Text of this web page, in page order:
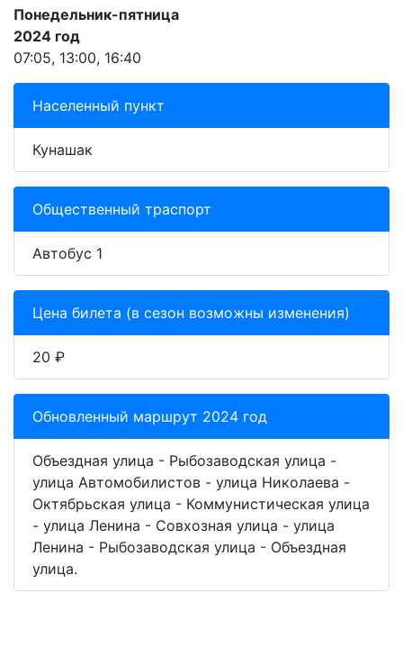
Понедельник-пятница
2024 год
07:05, 13:00, 16:40
Населенный пункт
Кунашак
Общественный траспорт
Автобус 1
Цена билета (в сезон возможны изменения)
20 ₽
Обновленный маршрут 2024 год
Объездная улица - Рыбозаводская улица -
улица Автомобилистов - улица Николаева -
Октябрьская улица - Коммунистическая улица
- улица Ленина - Совхозная улица - улица
Ленина - Рыбозаводская улица - Объездная
улица.